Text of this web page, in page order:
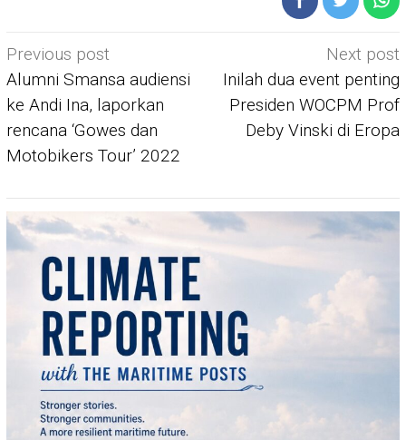
Post
navigation
Previous post
Alumni Smansa audiensi
ke Andi Ina, laporkan
rencana ‘Gowes dan
Motobikers Tour’ 2022
Next post
Inilah dua event penting
Presiden WOCPM Prof
Deby Vinski di Eropa